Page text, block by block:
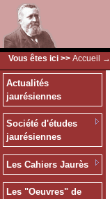
Vous êtes ici >> Accueil →
Actualités
jaurésiennes
Société d'études
jaurésiennes
Les Cahiers Jaurès
Les "Oeuvres" de